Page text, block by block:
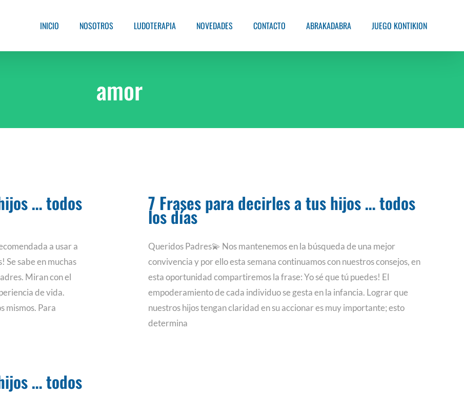
INICIO NOSOTROS LUDOTERAPIA NOVEDADES CONTACTO ABRAKADABRA JUEGO KONTIKION
amor
… todos
a usar a
Se sabe en muchas
Miran con el
de vida.
mismos. Para
7 Frases para decirles a tus hijos … todos
los días
Queridos Padres💫 Nos mantenemos en la búsqueda de una mejor
convivencia y por ello esta semana continuamos con nuestros consejos, en
esta oportunidad compartiremos la frase: Yo sé que tú puedes! El
empoderamiento de cada individuo se gesta en la infancia. Lograr que
nuestros hijos tengan claridad en su accionar es muy importante; esto
determina
… todos